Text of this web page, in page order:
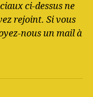
ci-dessus ne
rejoint. Si vous
nous un mail à